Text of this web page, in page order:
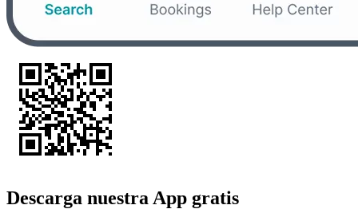
Descarga nuestra App gratis